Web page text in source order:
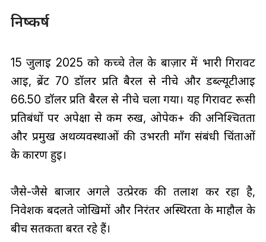
निष्कर्ष
15 जुलाई 2025 को कच्चे तेल के बाज़ार में भारी गिरावट
आई, ब्रेंट 70 डॉलर प्रति बैरल से नीचे और डब्ल्यूटीआई
66.50 डॉलर प्रति बैरल से नीचे चला गया। यह गिरावट रूसी
प्रतिबंधों पर अपेक्षा से कम रुख, ओपेक+ की अनिश्चितता
और प्रमुख अर्थव्यवस्थाओं की उभरती माँग संबंधी चिंताओं
के कारण हुई।
जैसे-जैसे बाजार अगले उत्प्रेरक की तलाश कर रहा है,
निवेशक बदलते जोखिमों और निरंतर अस्थिरता के माहौल के
बीच सतर्कता बरत रहे हैं।